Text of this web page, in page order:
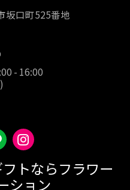
坂口町525番地
- 16:00
トならフラワー
ション